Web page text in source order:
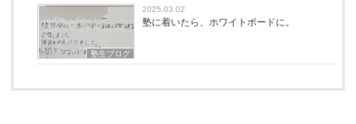
塾生ブログ
2025.03.02
塾に着いたら、ホワイトボードに。